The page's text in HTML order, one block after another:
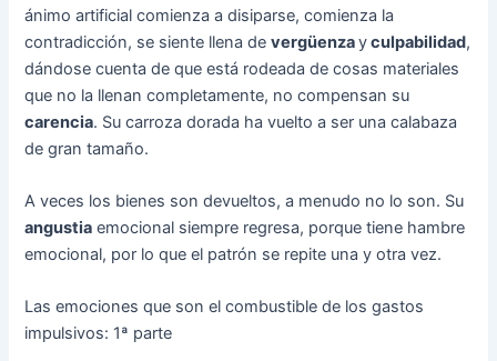
ánimo artificial comienza a disiparse, comienza la
contradicción, se siente llena devergüenzayculpabilidad,
dándose cuenta de que está rodeada de cosas materiales
que no la llenan completamente, no compensan su
carencia. Su carroza dorada ha vuelto a ser una calabaza
de gran tamaño.
A veces los bienes son devueltos, a menudo no lo son. Su
angustia emocional siempre regresa, porque tiene hambre
emocional, por lo que el patrón se repite una y otra vez.
Las emociones que son el combustible de los gastos
impulsivos: 1ª parte